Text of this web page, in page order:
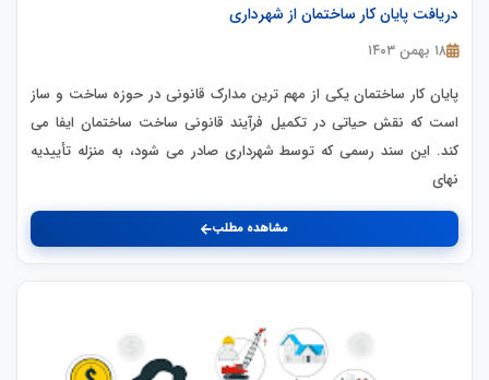
دریافت پایان کار ساختمان از شهرداری
۱۸ بهمن ۱۴۰۳
پایان کار ساختمان یکی از مهم ترین مدارک قانونی در حوزه ساخت و ساز
است که نقش حیاتی در تکمیل فرآیند قانونی ساخت ساختمان ایفا می
کند. این سند رسمی که توسط شهرداری صادر می شود، به منزله تأییدیه
نهای
مشاهده مطلب